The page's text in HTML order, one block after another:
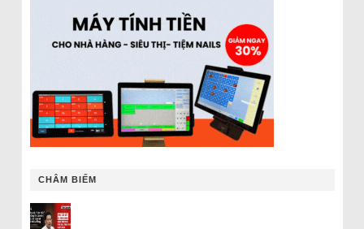
CHÂM BIẾM